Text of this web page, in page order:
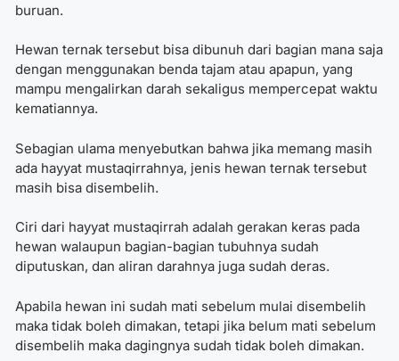
buruan.
Hewan ternak tersebut bisa dibunuh dari bagian mana saja
dengan menggunakan benda tajam atau apapun, yang
mampu mengalirkan darah sekaligus mempercepat waktu
kematiannya.
Sebagian ulama menyebutkan bahwa jika memang masih
ada hayyat mustaqirrahnya, jenis hewan ternak tersebut
masih bisa disembelih.
Ciri dari hayyat mustaqirrah adalah gerakan keras pada
hewan walaupun bagian-bagian tubuhnya sudah
diputuskan, dan aliran darahnya juga sudah deras.
Apabila hewan ini sudah mati sebelum mulai disembelih
maka tidak boleh dimakan, tetapi jika belum mati sebelum
disembelih maka dagingnya sudah tidak boleh dimakan.